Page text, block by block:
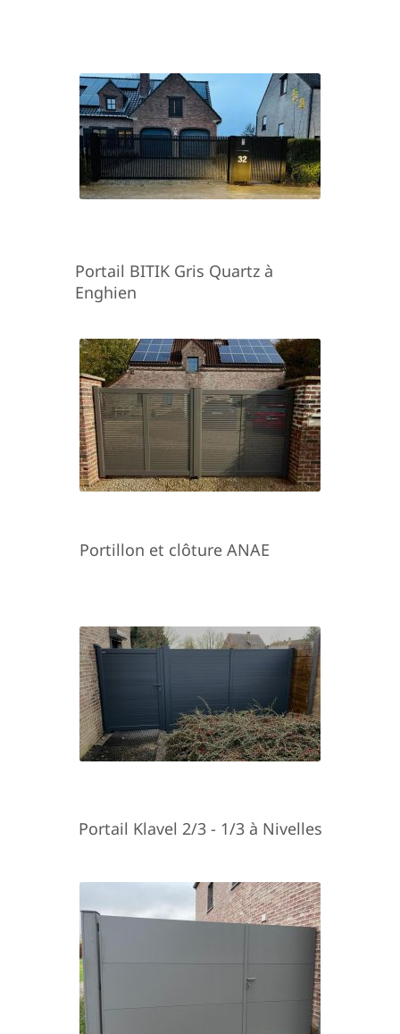
Portail BITIK Gris Quartz à
Enghien
Portillon et clôture ANAE
Portail Klavel 2/3 - 1/3 à Nivelles